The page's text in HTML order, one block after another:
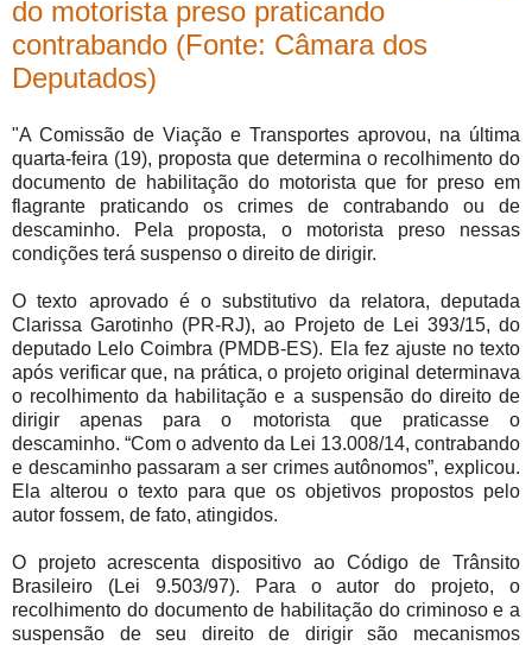
do motorista preso praticando
contrabando (Fonte: Câmara dos
Deputados)
"A Comissão de Viação e Transportes aprovou, na última
quarta-feira (19), proposta que determina o recolhimento do
documento de habilitação do motorista que for preso em
flagrante praticando os crimes de contrabando ou de
descaminho. Pela proposta, o motorista preso nessas
condições terá suspenso o direito de dirigir.
O texto aprovado é o substitutivo da relatora, deputada
Clarissa Garotinho (PR-RJ), ao Projeto de Lei 393/15, do
deputado Lelo Coimbra (PMDB-ES). Ela fez ajuste no texto
após verificar que, na prática, o projeto original determinava
o recolhimento da habilitação e a suspensão do direito de
dirigir apenas para o motorista que praticasse o
descaminho. “Com o advento da Lei 13.008/14, contrabando
e descaminho passaram a ser crimes autônomos”, explicou.
Ela alterou o texto para que os objetivos propostos pelo
autor fossem, de fato, atingidos.
O projeto acrescenta dispositivo ao Código de Trânsito
Brasileiro (Lei 9.503/97). Para o autor do projeto, o
recolhimento do documento de habilitação do criminoso e a
suspensão de seu direito de dirigir são mecanismos